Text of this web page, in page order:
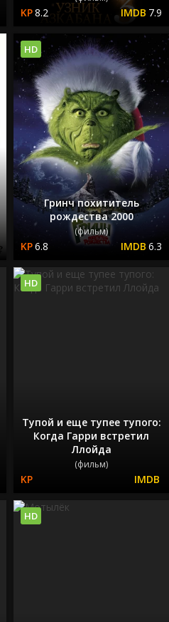
8.2 7.9
Гринч похититель
рождества 2000
(фильм)
6.8 6.3
HD
Тупой и еще тупее тупого:
Когда Гарри встретил
Ллойда
(фильм)
HD
HD